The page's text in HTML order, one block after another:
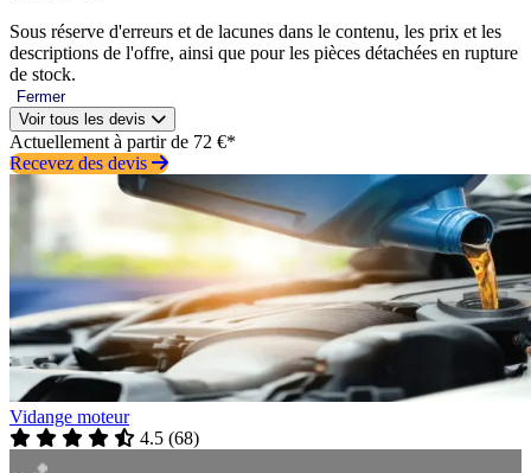
Sous réserve d'erreurs et de lacunes dans le contenu, les prix et les
descriptions de l'offre, ainsi que pour les pièces détachées en rupture
de stock.
Fermer
Voir tous les devis
Actuellement à partir de 72 €*
Recevez des devis
Vidange moteur
4.5 (68)